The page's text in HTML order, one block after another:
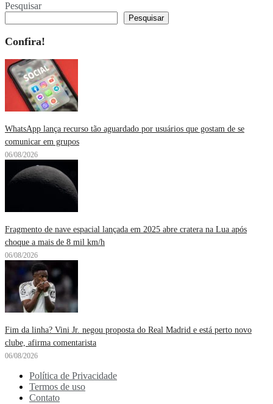
Pesquisar
Pesquisar
Confira!
WhatsApp lança recurso tão aguardado por usuários que gostam de se
comunicar em grupos
06/08/2026
Fragmento de nave espacial lançada em 2025 abre cratera na Lua após
choque a mais de 8 mil km/h
06/08/2026
Fim da linha? Vini Jr. negou proposta do Real Madrid e está perto novo
clube, afirma comentarista
06/08/2026
Política de Privacidade
Termos de uso
Contato